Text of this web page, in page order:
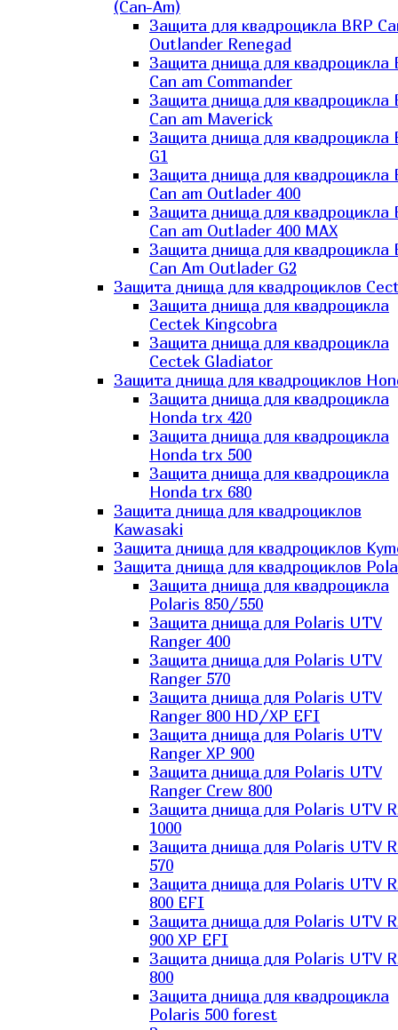
(Can-Am)
Защита для квадроцикла BRP
Outlander Renegad
Защита днища для квадроцикла
Can am Commander
Защита днища для квадроцикла
Can am Maverick
Защита днища для квадроцикла
G1
Защита днища для квадроцикла
Can am Outlader 400
Защита днища для квадроцикла
Can am Outlader 400 MAX
Защита днища для квадроцикла
Can Аm Outlader G2
Защита днища для квадроциклов
Защита днища для квадроцикла
Cectek Kingcobra
Защита днища для квадроцикла
Cectek Gladiator
Защита днища для квадроциклов
Защита днища для квадроцикла
Honda trx 420
Защита днища для квадроцикла
Honda trx 500
Защита днища для квадроцикла
Honda trx 680
Защита днища для квадроциклов
Kawasaki
Защита днища для квадроциклов
Защита днища для квадроциклов
Защита днища для квадроцикла
Polaris 850/550
Защита днища для Polaris UTV
Ranger 400
Защита днища для Polaris UTV
Ranger 570
Защита днища для Polaris UTV
Ranger 800 HD/XP EFI
Защита днища для Polaris UTV
Ranger XP 900
Защита днища для Polaris UTV
Ranger Сrew 800
Защита днища для Polaris UTV
1000
Защита днища для Polaris UTV
570
Защита днища для Polaris UTV
800 EFI
Защита днища для Polaris UTV
900 XP EFI
Защита днища для Polaris UTV
800
Защита днища для квадроцикла
Polaris 500 forest